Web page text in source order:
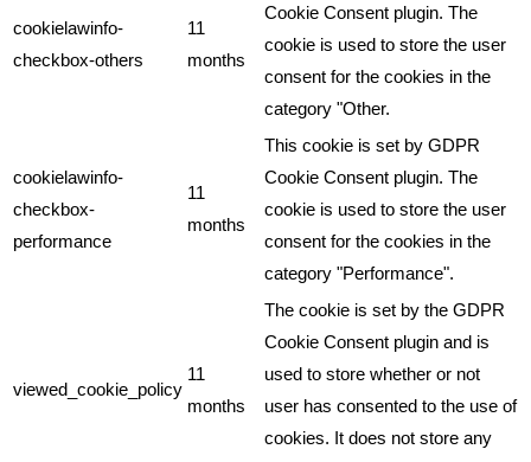
cookielawinfo-
checkbox-others
11
months
Cookie Consent plugin. The
cookie is used to store the user
consent for the cookies in the
category "Other.
cookielawinfo-
checkbox-
performance
11
months
This cookie is set by GDPR
Cookie Consent plugin. The
cookie is used to store the user
consent for the cookies in the
category "Performance".
viewed_cookie_policy
11
months
The cookie is set by the GDPR
Cookie Consent plugin and is
used to store whether or not
user has consented to the use of
cookies. It does not store any